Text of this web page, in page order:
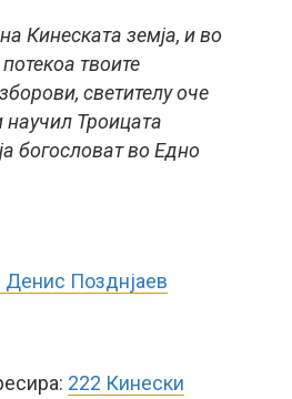
Кинеската земја, и во
твоите
светителу оче
научил Троицата
богословат во Едно
Денис Позднјаев
222 Кинески